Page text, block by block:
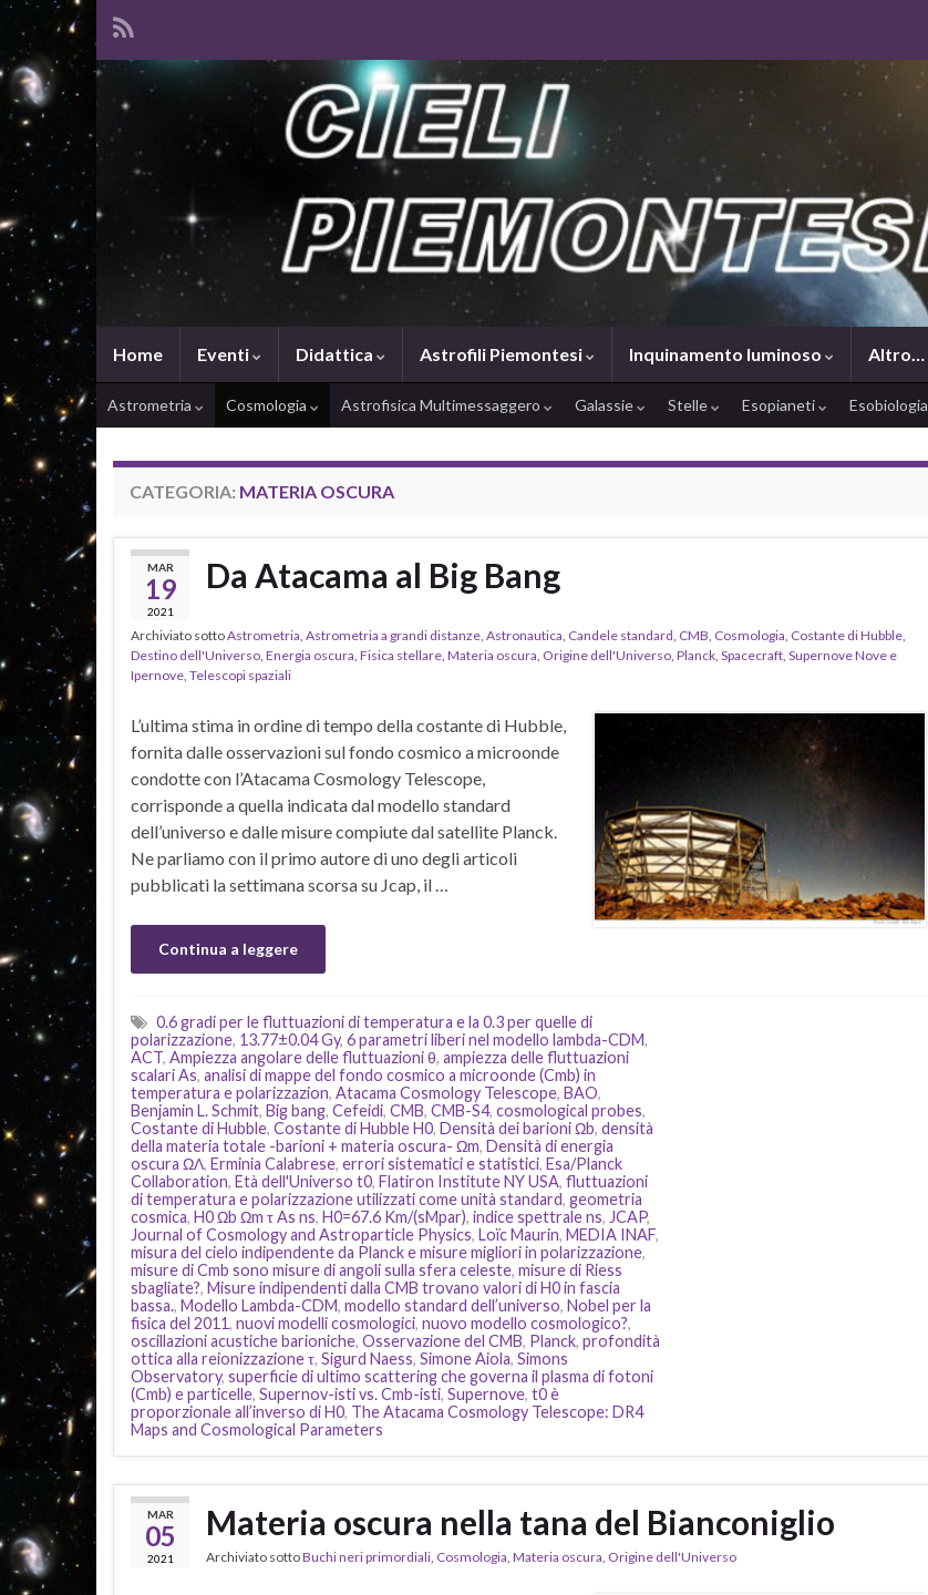
Home Eventi Didattica Astrofili Piemontesi Inquinamento luminoso Altro…
Astrometria Cosmologia Astrofisica Multimessaggero Galassie Stelle Esopianeti Esobiologia
CATEGORIA: MATERIA OSCURA
MAR
19
2021
Da Atacama al Big Bang
Archiviato sottoAstrometria, Astrometria a grandi distanze, Astronautica, Candele standard, CMB, Cosmologia, Costante di Hubble,
Destino dell'Universo, Energia oscura, Fisica stellare, Materia oscura, Origine dell'Universo, Planck, Spacecraft, Supernove Nove e
Ipernove, Telescopi spaziali
L’ultima stima in ordine di tempo della costante di Hubble,
fornita dalle osservazioni sul fondo cosmico a microonde
condotte con l’Atacama Cosmology Telescope,
corrisponde a quella indicata dal modello standard
dell’universo e dalle misure compiute dal satellite Planck.
Ne parliamo con il primo autore di uno degli articoli
pubblicati la settimana scorsa su Jcap, il …
Continua a leggere
0.6 gradi per le fluttuazioni di temperatura e la 0.3 per quelle di
polarizzazione, 13.77±0.04 Gy, 6 parametri liberi nel modello lambda-CDM,
ACT, Ampiezza angolare delle fluttuazioni θ, ampiezza delle fluttuazioni
scalari As, analisi di mappe del fondo cosmico a microonde (Cmb) in
temperatura e polarizzazion, Atacama Cosmology Telescope, BAO,
Benjamin L. Schmit, Big bang, Cefeidi, CMB, CMB-S4, cosmological probes,
Costante di Hubble, Costante di Hubble H0, Densità dei barioni Ωb, densità
della materia totale -barioni + materia oscura- Ωm, Densità di energia
oscura ΩΛ, Erminia Calabrese, errori sistematici e statistici, Esa/Planck
Collaboration, Età dell'Universo t0, Flatiron Institute NY USA, fluttuazioni
di temperatura e polarizzazione utilizzati come unità standard, geometria
cosmica, H0 Ωb Ωm τ As ns, H0=67.6 Km/(sMpar), indice spettrale ns, JCAP,
Journal of Cosmology and Astroparticle Physics, Loïc Maurin, MEDIA INAF,
misura del cielo indipendente da Planck e misure migliori in polarizzazione,
misure di Cmb sono misure di angoli sulla sfera celeste, misure di Riess
sbagliate?, Misure indipendenti dalla CMB trovano valori di H0 in fascia
bassa., Modello Lambda-CDM, modello standard dell’universo, Nobel per la
fisica del 2011, nuovi modelli cosmologici, nuovo modello cosmologico?,
oscillazioni acustiche barioniche, Osservazione del CMB, Planck, profondità
ottica alla reionizzazione τ, Sigurd Naess, Simone Aiola, Simons
Observatory, superficie di ultimo scattering che governa il plasma di fotoni
(Cmb) e particelle, Supernov-isti vs. Cmb-isti, Supernove, t0 è
proporzionale all’inverso di H0, The Atacama Cosmology Telescope: DR4
Maps and Cosmological Parameters
MAR
05
2021
Materia oscura nella tana del Bianconiglio
Archiviato sottoBuchi neri primordiali, Cosmologia, Materia oscura, Origine dell'Universo